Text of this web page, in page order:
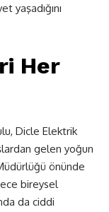
yaşadığını
Her
Dicle Elektrik
gelen yoğun
önünde
bireysel
da ciddi